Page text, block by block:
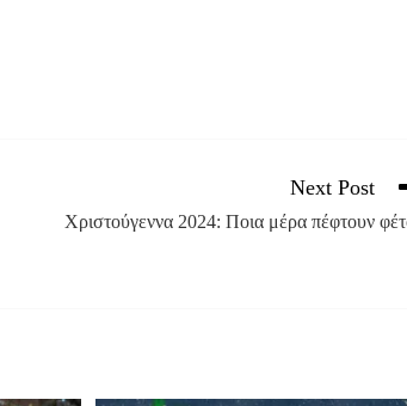
Next Post
Χριστούγεννα 2024: Ποια μέρα πέφτουν